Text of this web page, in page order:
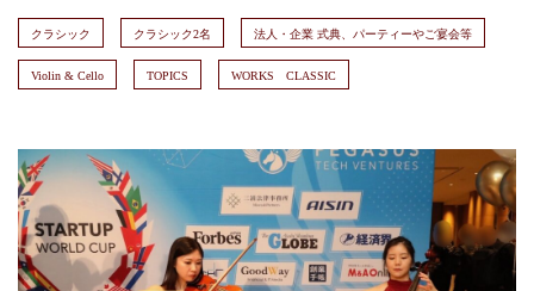
クラシック クラシック2名 法人・企業 式典、パーティーやご宴会等
Violin & Cello TOPICS WORKS CLASSIC